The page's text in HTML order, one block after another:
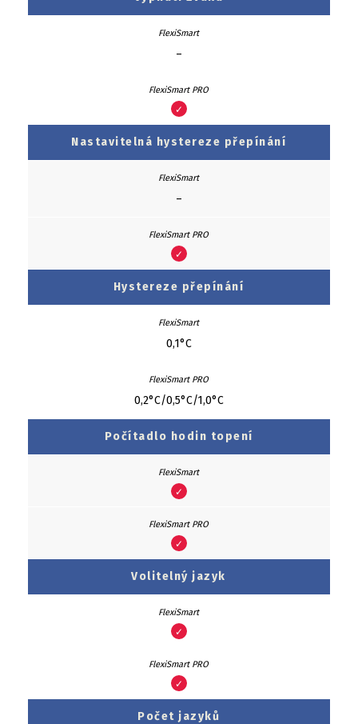
–
✓
Nastavitelná hystereze přepínání
–
✓
Hystereze přepínání
0,1°C
0,2°C/0,5°C/1,0°C
Počítadlo hodin topení
✓
✓
Volitelný jazyk
✓
✓
Počet jazyků